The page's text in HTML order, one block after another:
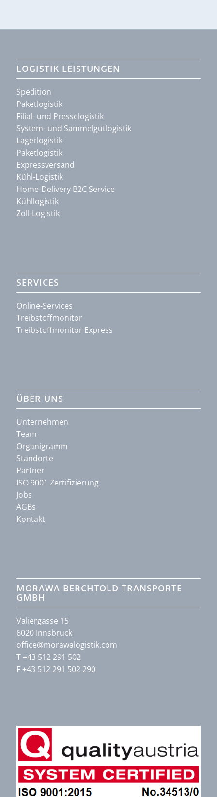
LOGISTIK LEISTUNGEN
Spedition
Paketlogistik
Filial- und Presselogistik
System- und Sammelgutlogistik
Lagerlogistik
Paketlogistik
Expressversand
Kühl-Logistik
Home-Delivery B2C Service
Kühllogistik
Zoll-Logistik
SERVICES
Online-Services
Treibstoffmonitor
Treibstoffmonitor Express
ÜBER UNS
Unternehmen
Team
Organigramm
Standorte
Partner
ISO 9001 Zertifizierung
Jobs
AGBs
Kontakt
MORAWA BERCHTOLD TRANSPORTE
GMBH
Valiergasse 15
6020 Innsbruck
office@morawalogistik.com
T +43 512 291 502
F +43 512 291 502 290